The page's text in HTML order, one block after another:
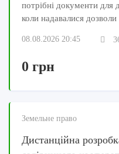
потрібні документи для
коли надавалися дозволи
08.08.2026 20:45
0 грн
Земельне право
Дистанційна